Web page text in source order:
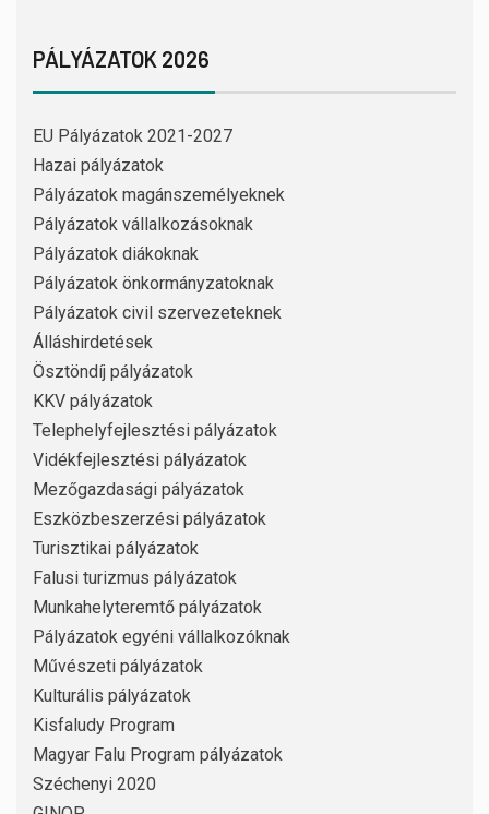
PÁLYÁZATOK 2026
EU Pályázatok 2021-2027
Hazai pályázatok
Pályázatok magánszemélyeknek
Pályázatok vállalkozásoknak
Pályázatok diákoknak
Pályázatok önkormányzatoknak
Pályázatok civil szervezeteknek
Álláshirdetések
Ösztöndíj pályázatok
KKV pályázatok
Telephelyfejlesztési pályázatok
Vidékfejlesztési pályázatok
Mezőgazdasági pályázatok
Eszközbeszerzési pályázatok
Turisztikai pályázatok
Falusi turizmus pályázatok
Munkahelyteremtő pályázatok
Pályázatok egyéni vállalkozóknak
Művészeti pályázatok
Kulturális pályázatok
Kisfaludy Program
Magyar Falu Program pályázatok
Széchenyi 2020